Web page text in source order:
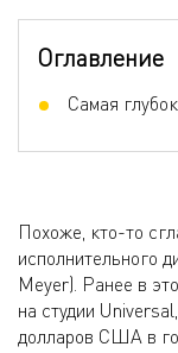
Оглавление
Самая
Похоже, кто-то
исполнительного
Meyer). Ранее в
на студии
долларов США в